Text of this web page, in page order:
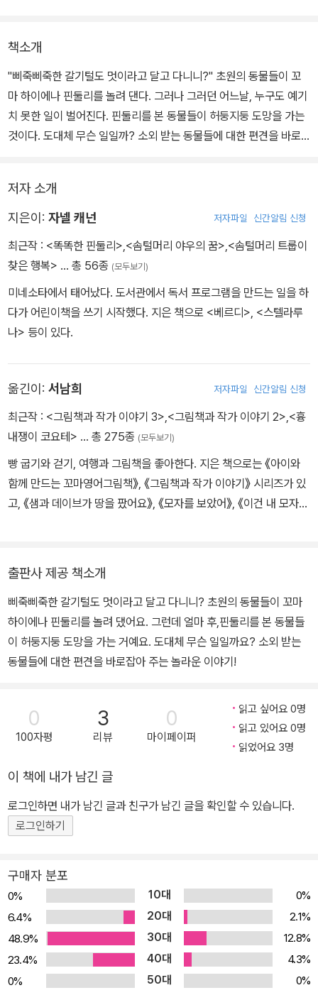
책소개
"삐죽삐죽한 갈기털도 멋이라고 달고 다니니?" 초원의 동물들이 꼬
마 하이에나 핀둘리를 놀려 댄다. 그러나 그러던 어느날, 누구도 예기
치 못한 일이 벌어진다. 핀둘리를 본 동물들이 허둥지둥 도망을 가는
것이다. 도대체 무슨 일일까? 소외 받는 동물들에 대한 편견을 바로
저자 소개
지은이: 자넬 캐넌 저자파일 신간알림 신청
최근작 : <똑똑한 핀둘리>,<솜털머리 야우의 꿈>,<솜털머리 트룹이
찾은 행복> … 총 56종 (모두보기)
미네소타에서 태어났다. 도서관에서 독서 프로그램을 만드는 일을 하
다가 어린이책을 쓰기 시작했다. 지은 책으로 <베르디>, <스텔라루
나> 등이 있다.
옮긴이: 서남희 저자파일 신간알림 신청
최근작 : <그림책과 작가 이야기 3>,<그림책과 작가 이야기 2>,<흉
내쟁이 코요테> … 총 275종 (모두보기)
빵 굽기와 걷기, 여행과 그림책을 좋아한다. 지은 책으로는 《아이와
함께 만드는 꼬마영어그림책》, 《그림책과 작가 이야기》 시리즈가 있
고, 《샘과 데이브가 땅을 팠어요》, 《모자를 보았어》, 《이건 내 모자가
출판사 제공 책소개
삐죽삐죽한 갈기털도 멋이라고 달고 다니니? 초원의 동물들이 꼬마
하이에나 핀둘리를 놀려 댔어요. 그런데 얼마 후,핀둘리를 본 동물들
이 허둥지둥 도망을 가는 거예요. 도대체 무슨 일일까요? 소외 받는
동물들에 대한 편견을 바로잡아 주는 놀라운 이야기!
0
100자평
3
리뷰
0
마이페이퍼
읽고 싶어요 0명
읽고 있어요 0명
읽었어요 3명
이 책에 내가 남긴 글
로그인하면 내가 남긴 글과 친구가 남긴 글을 확인할 수 있습니다.
로그인하기
구매자 분포
0% 10대
0%
6.4%
20대
2.1%
48.9%
30대
12.8%
23.4%
40대
4.3%
0%
50대
0%